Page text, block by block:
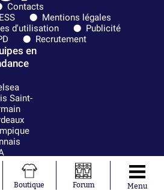
Contacts
Mentions légales
d'utilisation
Publicité
Recrutement
en
Saint-
Madrid
Strasbourg
MilanBoutique Forum Menu